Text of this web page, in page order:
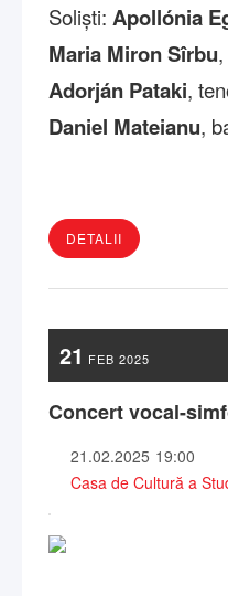
Soliști: Apollónia
Maria Miron Sîrbu
Adorján Pataki,
Daniel Mateianu,
DETALII
21 FEB 2025
Concert vocal-
21.02.2025 19:00
Casa de Cultură a